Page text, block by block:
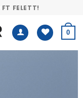
FELETT!
0